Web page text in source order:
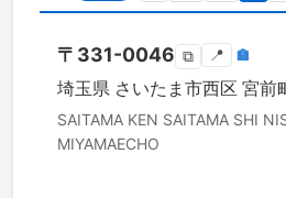
〒 331-0046 ⧉ 📍 🏣
埼玉県 さいたま市西区 宮前
SAITAMA KEN SAITAMA SHI
MIYAMAECHO